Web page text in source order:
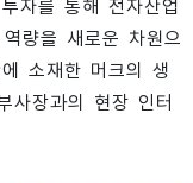
자를 통해 전자산업
량을 새로운 차원으
소재한 머크의 생
사장과의 현장 인터